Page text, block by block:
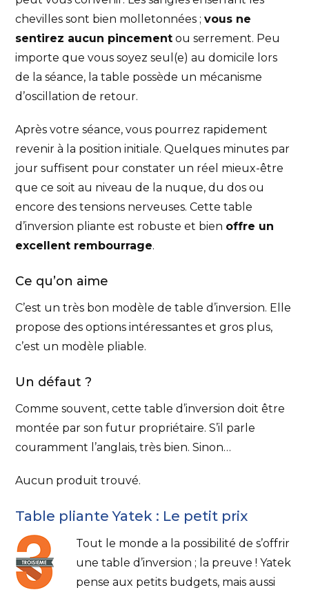
chevilles sont bien molletonnées ;vous ne
sentirez aucun pincement ou serrement. Peu
importe que vous soyez seul(e) au domicile lors
de la séance, la table possède un mécanisme
d’oscillation de retour.
Après votre séance, vous pourrez rapidement
revenir à la position initiale. Quelques minutes par
jour suffisent pour constater un réel mieux-être
que ce soit au niveau de la nuque, du dos ou
encore des tensions nerveuses. Cette table
d’inversion pliante est robuste et bien offre un
excellent rembourrage.
Ce qu’on aime
C’est un très bon modèle de table d’inversion. Elle
propose des options intéressantes et gros plus,
c’est un modèle pliable.
Un défaut ?
Comme souvent, cette table d’inversion doit être
montée par son futur propriétaire. S’il parle
couramment l’anglais, très bien. Sinon…
Aucun produit trouvé.
Table pliante Yatek : Le petit prix
Tout le monde a la possibilité de s’offrir
une table d’inversion ; la preuve ! Yatek
pense aux petits budgets, mais aussi